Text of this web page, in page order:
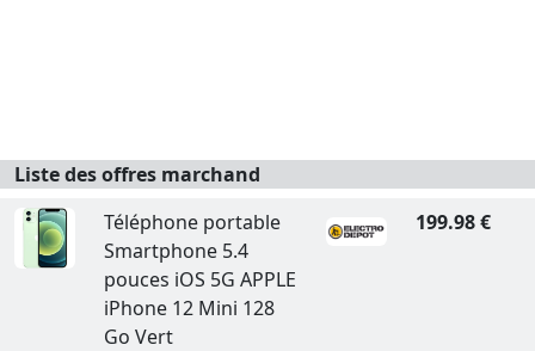
Liste des offres marchand
Téléphone portable
Smartphone 5.4
pouces iOS 5G APPLE
iPhone 12 Mini 128
Go Vert
199.98 €